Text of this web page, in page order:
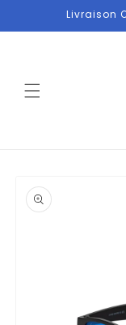
au
Livraison
informations
produits